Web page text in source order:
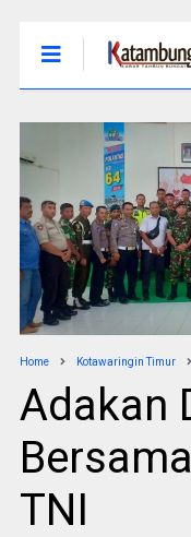
Home Kotawaringin Timur
Adakan
TNI